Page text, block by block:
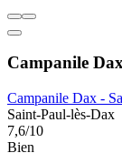
Campanile
Campanile Dax -
Saint-Paul-lès-Dax
7,6/10
Bien